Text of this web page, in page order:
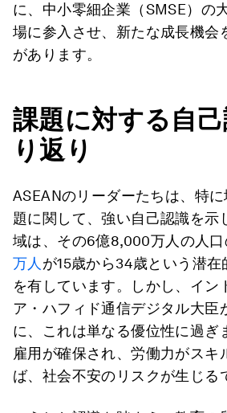
に、中小零細企業（SMSE）の
場に参入させ、新たな成長機会
があります。
課題に対する自
り返り
ASEANのリーダーたちは、特
題に関して、強い自己認識を示
域は、その6億8,000万人の人口
万人 が15歳から34歳という潜在
を有しています。しかし、イン
ア・ハフィド通信デジタル大臣
に、これは単なる優位性に過ぎ
雇用が確保され、労働力がスキ
ば、社会不安のリスクが生じる